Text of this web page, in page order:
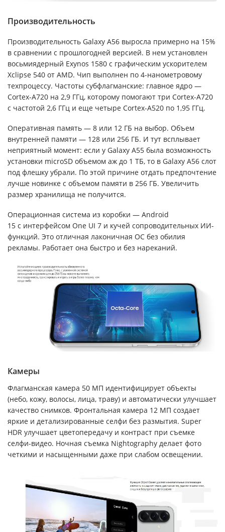
Производительность
Производительность Galaxy A56 выросла примерно на 15%
в сравнении с прошлогодней версией. В нем установлен
восьмиядерный Exynos 1580 с графическим ускорителем
Xclipse 540 от AMD. Чип выполнен по 4-нанометровому
техпроцессу. Частоты субфлагманские: главное ядро —
Cortex-A720 на 2,9 ГГц, которому помогают три Cortex-A720
с частотой 2,6 ГГц и еще четыре Cortex-A520 по 1,95 ГГц.
Оперативная память — 8 или 12 ГБ на выбор. Объем
внутренней памяти — 128 или 256 ГБ. И тут всплывает
неприятный момент: если у Galaxy A55 была возможность
установки microSD объемом аж до 1 ТБ, то в Galaxy A56 слот
под флешку убрали. По этой причине отдать предпочтение
лучше новинке с объемом памяти в 256 ГБ. Увеличить
размер хранилища не получится.
Операционная система из коробки — Android
15 с интерфейсом One UI 7 и кучей сопроводительных ИИ-
функций. Это отличная лаконичная ОС без обилия
рекламы. Работает она быстро и без нареканий.
Камеры
Флагманская камера 50 МП идентифицирует объекты
(небо, кожу, волосы, лица, траву) и автоматически улучшает
качество снимков. Фронтальная камера 12 МП создает
яркие и детализированные селфи без размытия. Super
HDR улучшает цветопередачу и контраст при съемке
селфи-видео. Ночная съемка Nightography делает фото
четкими и насыщенными даже при слабом освещении.